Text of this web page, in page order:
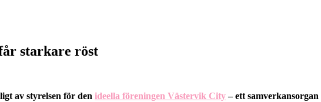
starkare röst
av styrelsen för den ideella föreningen Västervik City– ett